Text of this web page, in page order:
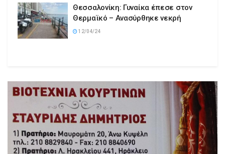
Θεσσαλονίκη: Γυναίκα έπεσε στον
Θερμαϊκό – Ανασύρθηκε νεκρή
12/04/24